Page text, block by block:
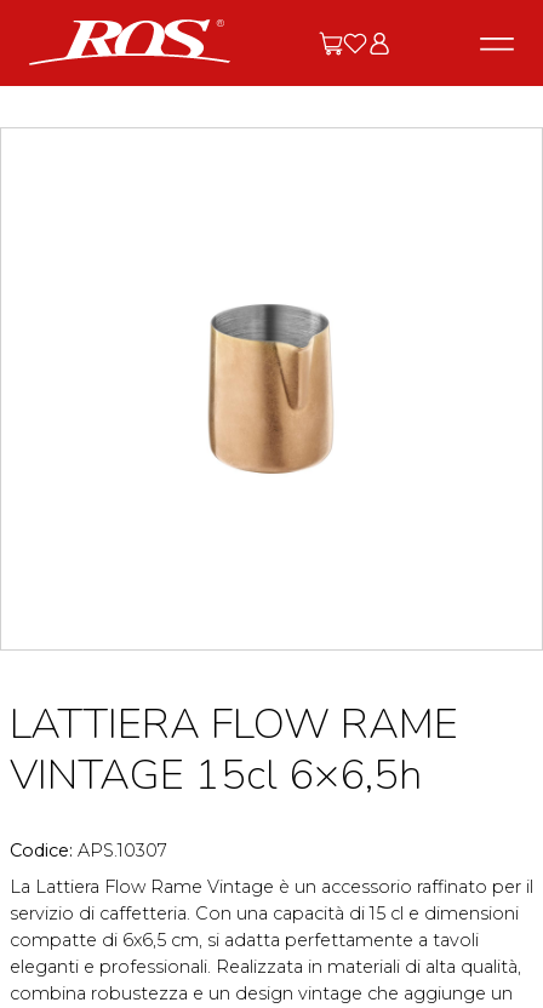
LATTIERA FLOW RAME
VINTAGE 15cl 6×6,5h
Codice: APS.10307
La Lattiera Flow Rame Vintage è un accessorio raffinato per il
servizio di caffetteria. Con una capacità di 15 cl e dimensioni
compatte di 6x6,5 cm, si adatta perfettamente a tavoli
eleganti e professionali. Realizzata in materiali di alta qualità,
combina robustezza e un design vintage che aggiunge un